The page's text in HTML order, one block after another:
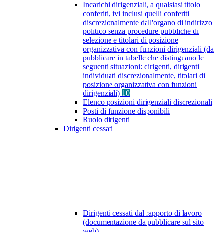
Incarichi dirigenziali, a qualsiasi titolo
conferiti, ivi inclusi quelli conferiti
discrezionalmente dall'organo di indirizzo
politico senza procedure pubbliche di
selezione e titolari di posizione
organizzativa con funzioni dirigenziali (da
pubblicare in tabelle che distinguano le
seguenti situazioni: dirigenti, dirigenti
individuati discrezionalmente, titolari di
posizione organizzativa con funzioni
dirigenziali) 10
Elenco posizioni dirigenziali discrezionali
Posti di funzione disponibili
Ruolo dirigenti
Dirigenti cessati
Dirigenti cessati dal rapporto di lavoro
(documentazione da pubblicare sul sito